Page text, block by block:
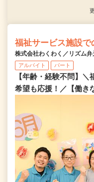
福祉サービス施設
株式会社わくわく／リズム弁
アルバイト パート
【年齢・経験不問】
希望も応援！／【働き